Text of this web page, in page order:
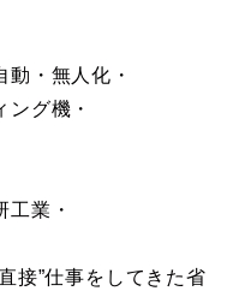
動・無人化・
グ機・
工業・
接”仕事をしてきた省